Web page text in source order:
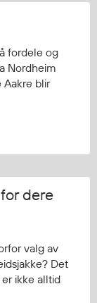
fordele og
Nordheim
Aakre blir
dere
valg av
Det
ikke alltid